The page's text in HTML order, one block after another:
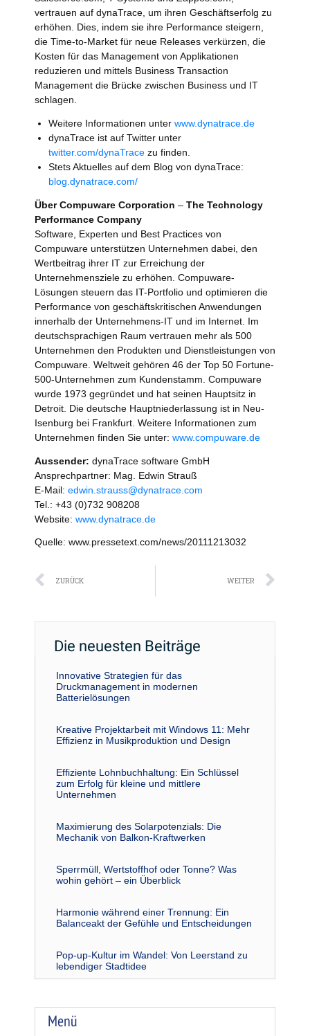
vertrauen auf dynaTrace, um ihren Geschäftserfolg zu
erhöhen. Dies, indem sie ihre Performance steigern,
die Time-to-Market für neue Releases verkürzen, die
Kosten für das Management von Applikationen
reduzieren und mittels Business Transaction
Management die Brücke zwischen Business und IT
schlagen.
Weitere Informationen unter www.dynatrace.de
dynaTrace ist auf Twitter unter
twitter.com/dynaTrace zu finden.
Stets Aktuelles auf dem Blog von dynaTrace:
blog.dynatrace.com/
Über Compuware Corporation – The Technology
Performance Company
Software, Experten und Best Practices von
Compuware unterstützen Unternehmen dabei, den
Wertbeitrag ihrer IT zur Erreichung der
Unternehmensziele zu erhöhen. Compuware-
Lösungen steuern das IT-Portfolio und optimieren die
Performance von geschäftskritischen Anwendungen
innerhalb der Unternehmens-IT und im Internet. Im
deutschsprachigen Raum vertrauen mehr als 500
Unternehmen den Produkten und Dienstleistungen von
Compuware. Weltweit gehören 46 der Top 50 Fortune-
500-Unternehmen zum Kundenstamm. Compuware
wurde 1973 gegründet und hat seinen Hauptsitz in
Detroit. Die deutsche Hauptniederlassung ist in Neu-
Isenburg bei Frankfurt. Weitere Informationen zum
Unternehmen finden Sie unter: www.compuware.de
Aussender: dynaTrace software GmbH
Ansprechpartner: Mag. Edwin Strauß
E-Mail: edwin.strauss@dynatrace.com
Tel.: +43 (0)732 908208
Website: www.dynatrace.de
Quelle: www.pressetext.com/news/20111213032
Zurück
ZURÜCK WEITER
Die neuesten Beiträge
Innovative Strategien für das
Druckmanagement in modernen
Batterielösungen
Kreative Projektarbeit mit Windows 11: Mehr
Effizienz in Musikproduktion und Design
Effiziente Lohnbuchhaltung: Ein Schlüssel
zum Erfolg für kleine und mittlere
Unternehmen
Maximierung des Solarpotenzials: Die
Mechanik von Balkon-Kraftwerken
Sperrmüll, Wertstoffhof oder Tonne? Was
wohin gehört – ein Überblick
Harmonie während einer Trennung: Ein
Balanceakt der Gefühle und Entscheidungen
Pop-up-Kultur im Wandel: Von Leerstand zu
lebendiger Stadtidee
Menü